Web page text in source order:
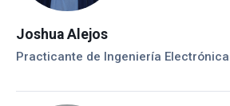
Joshua Alejos
Practicante de Ingeniería Electrónica